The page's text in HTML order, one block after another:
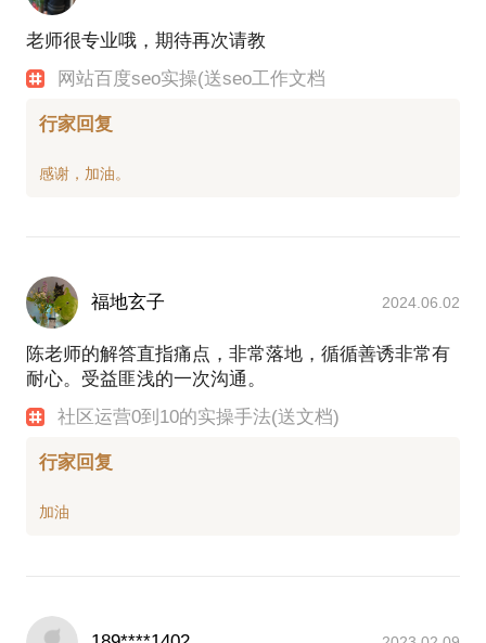
老师很专业哦，期待再次请教
网站百度seo实操(送seo工作文档
行家回复
福地玄子 2024.06.02
陈老师的解答直指痛点，非常落地，循循善诱非常有
耐心。受益匪浅的一次沟通。
社区运营0到10的实操手法(送文档)
行家回复